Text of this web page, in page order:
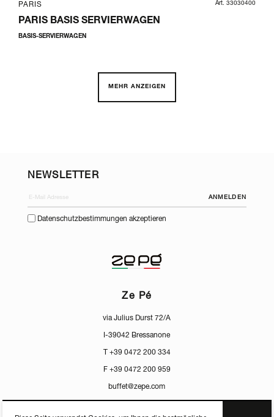
PARIS Art. 33030400
PARIS BASIS SERVIERWAGEN
BASIS-SERVIERWAGEN
MEHR ANZEIGEN
NEWSLETTER
ANMELDEN
Datenschutzbestimmungen akzeptieren
Ze Pé
via Julius Durst 72/A
I-39042 Bressanone
T +39 0472 200 334
F +39 0472 200 959
buffet@zepe.com